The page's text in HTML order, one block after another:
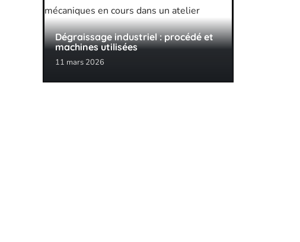
Dégraissage industriel : procédé et
machines utilisées
11 mars 2026